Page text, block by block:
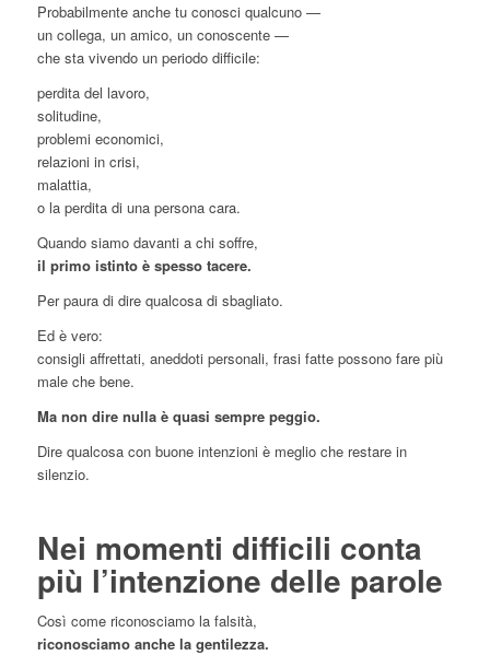
Probabilmente anche tu conosci qualcuno —
un collega, un amico, un conoscente —
che sta vivendo un periodo difficile:
perdita del lavoro,
solitudine,
problemi economici,
relazioni in crisi,
malattia,
o la perdita di una persona cara.
Quando siamo davanti a chi soffre,
il primo istinto è spesso tacere.
Per paura di dire qualcosa di sbagliato.
Ed è vero:
consigli affrettati, aneddoti personali, frasi fatte possono fare più
male che bene.
Ma non dire nulla è quasi sempre peggio.
Dire qualcosa con buone intenzioni è meglio che restare in
silenzio.
Nei momenti difficili conta
più l’intenzione delle parole
Così come riconosciamo la falsità,
riconosciamo anche la gentilezza.